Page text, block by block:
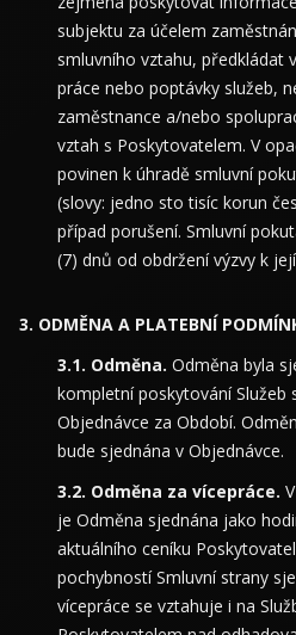
subjektu za účelem
smluvního vztahu, předkládat
práce nebo poptávky služeb,
zaměstnance a/nebo
vztah s Poskytovatelem. V
povinen k úhradě smluvní
(slovy: jedno sto tisíc korun
případ porušení. Smluvní
(7) dnů od obdržení výzvy k
ODMĚNA A PLATEBNÍ
Odměna. Odměna byla
kompletní poskytování Služeb
Objednávce za Období.
bude sjednána v Objednávce.
Odměna za vícepráce.
je Odměna sjednána jako
aktuálního ceníku
pochybností Smluvní strany
vícepráce se vztahuje i na